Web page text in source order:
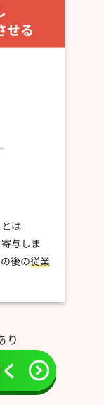
せる
は
与しま
後の従業
り